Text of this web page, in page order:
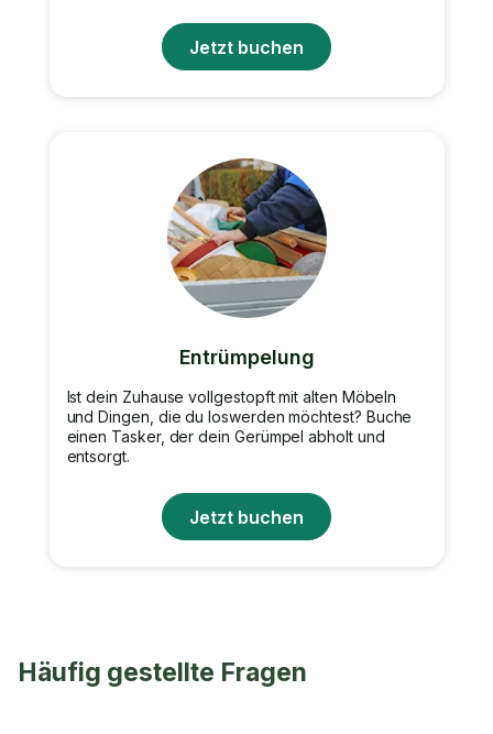
Jetzt buchen
Entrümpelung
Ist dein Zuhause vollgestopft mit alten Möbeln
und Dingen, die du loswerden möchtest? Buche
einen Tasker, der dein Gerümpel abholt und
entsorgt.
Jetzt buchen
Häufig gestellte Fragen